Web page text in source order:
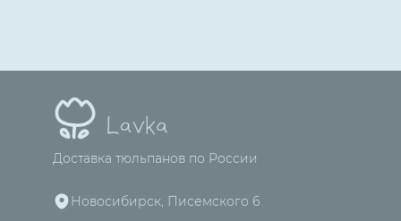
Доставка тюльпанов по России
Новосибирск, Писемского 6